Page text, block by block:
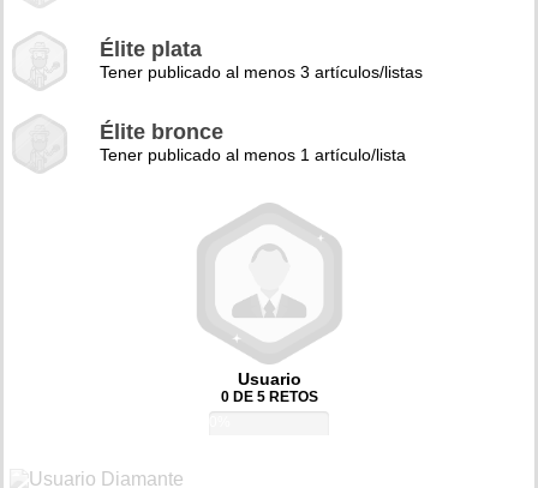
Élite plata
Tener publicado al menos 3 artículos/listas
Élite bronce
Tener publicado al menos 1 artículo/lista
Usuario
0 DE 5 RETOS